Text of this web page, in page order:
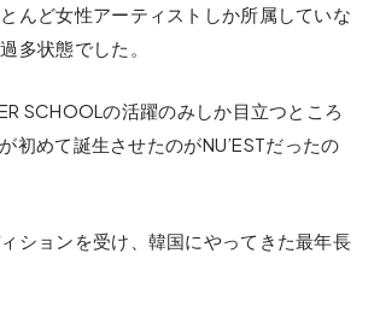
んど女性アーティストしか所属していな
多状態でした。
SCHOOLの活躍のみしか目立つところ
初めて誕生させたのがNU’ESTだったの
ションを受け、韓国にやってきた最年長